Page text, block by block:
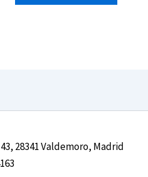
28341 Valdemoro, Madrid